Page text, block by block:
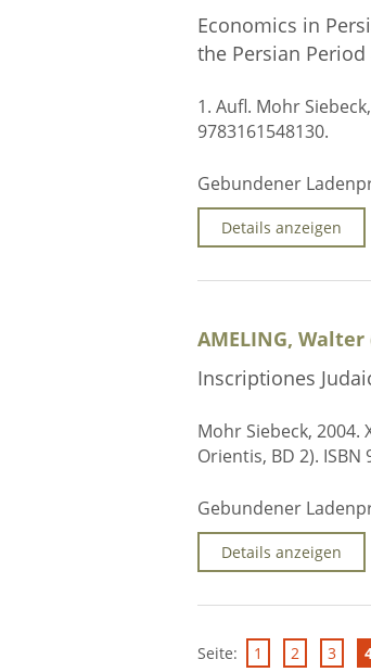
Economics in
the Persian
1. Aufl. Mohr
9783161548130.
Gebundener
Details anzeigen
AMELING, Walter
Inscriptiones
Mohr Siebeck, 2004.
Orientis, BD 2). ISBN
Gebundener
Details anzeigen
Seite: 1 2 3